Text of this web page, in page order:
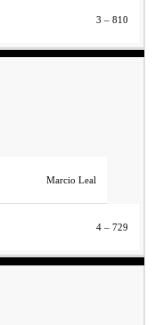
3 – 810
Marcio Leal
4 – 729